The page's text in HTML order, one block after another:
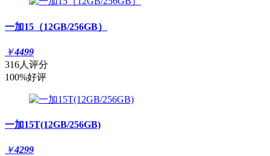
一加15（12GB/256GB）
￥4499
316人评分
100%好评
一加15T(12GB/256GB)
￥4299